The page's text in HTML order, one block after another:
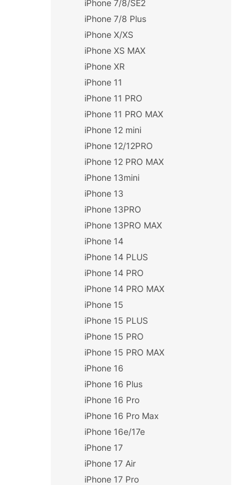
iPhone 7/8/SE2
iPhone 7/8 Plus
iPhone X/XS
iPhone XS MAX
iPhone XR
iPhone 11
iPhone 11 PRO
iPhone 11 PRO MAX
iPhone 12 mini
iPhone 12/12PRO
iPhone 12 PRO MAX
iPhone 13mini
iPhone 13
iPhone 13PRO
iPhone 13PRO MAX
iPhone 14
iPhone 14 PLUS
iPhone 14 PRO
iPhone 14 PRO MAX
iPhone 15
iPhone 15 PLUS
iPhone 15 PRO
iPhone 15 PRO MAX
iPhone 16
iPhone 16 Plus
iPhone 16 Pro
iPhone 16 Pro Max
iPhone 16e/17e
iPhone 17
iPhone 17 Air
iPhone 17 Pro